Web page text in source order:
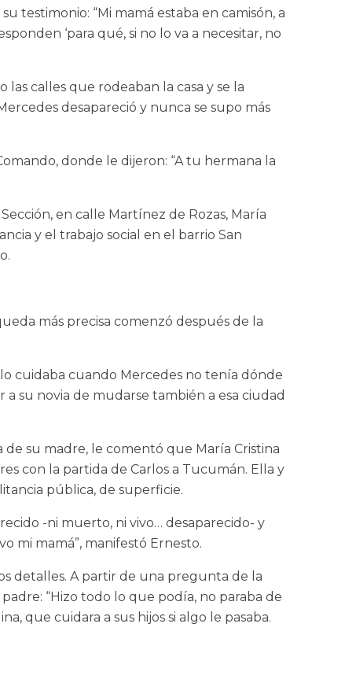
testimonio: “Mi mamá estaba en camisón, a
‘para qué, si no lo va a necesitar, no
calles que rodeaban la casa y se la
desapareció y nunca se supo más
donde le dijeron: “A tu hermana la
en calle Martínez de Rozas, María
y el trabajo social en el barrio San
más precisa comenzó después de la
cuidaba cuando Mercedes no tenía dónde
su novia de mudarse también a esa ciudad
su madre, le comentó que María Cristina
con la partida de Carlos a Tucumán. Ella y
pública, de superficie.
-ni muerto, ni vivo… desaparecido- y
mi mamá”, manifestó Ernesto.
detalles. A partir de una pregunta de la
“Hizo todo lo que podía, no paraba de
que cuidara a sus hijos si algo le pasaba.